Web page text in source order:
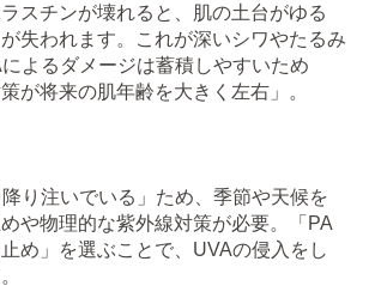
スチンが壊れると、肌の土台がゆる
失われます。これが深いシワやたるみ
よるダメージは蓄積しやすいため
が将来の肌年齢を大きく左右」。
り注いでいる」ため、季節や天候を
や物理的な紫外線対策が必要。「PA
め」を選ぶことで、UVAの侵入をし